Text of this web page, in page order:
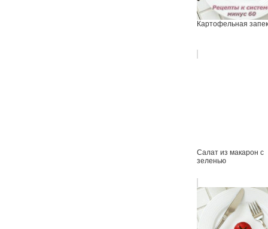
Картофельная
Салат из макарон с
зеленью